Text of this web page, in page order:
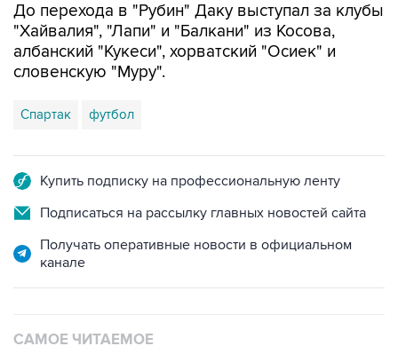
До перехода в "Рубин" Даку выступал за клубы
"Хайвалия", "Лапи" и "Балкани" из Косова,
албанский "Кукеси", хорватский "Осиек" и
словенскую "Муру".
Спартак футбол
Купить подписку на профессиональную ленту
Подписаться на рассылку главных новостей сайта
Получать оперативные новости в официальном
канале
САМОЕ ЧИТАЕМОЕ